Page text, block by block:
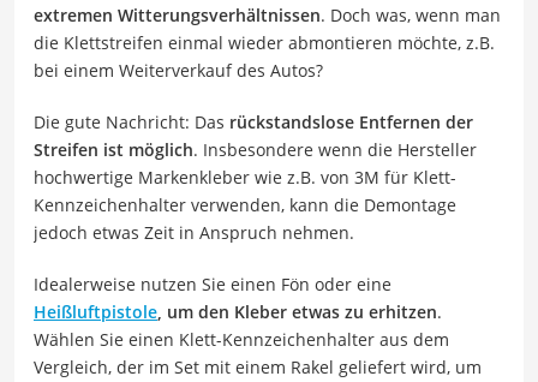
extremen Witterungsverhältnissen. Doch was, wenn man
die Klettstreifen einmal wieder abmontieren möchte, z.B.
bei einem Weiterverkauf des Autos?
Die gute Nachricht: Das rückstandslose Entfernen der
Streifen ist möglich. Insbesondere wenn die Hersteller
hochwertige Markenkleber wie z.B. von 3M für Klett-
Kennzeichenhalter verwenden, kann die Demontage
jedoch etwas Zeit in Anspruch nehmen.
Idealerweise nutzen Sie einen Fön oder eine
Heißluftpistole, um den Kleber etwas zu erhitzen.
Wählen Sie einen Klett-Kennzeichenhalter aus dem
Vergleich, der im Set mit einem Rakel geliefert wird, um